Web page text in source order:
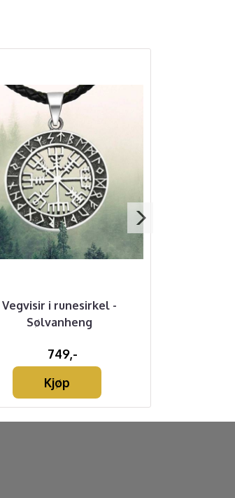
Vegvisir i runesirkel -
Sølvanheng
749,-
Kjøp